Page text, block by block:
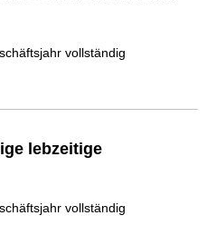
vollständig
lebzeitige
vollständig